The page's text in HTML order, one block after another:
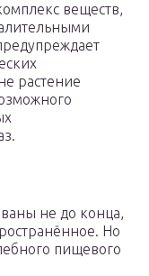
веществ,
растение
не до конца,
Но
пищевого